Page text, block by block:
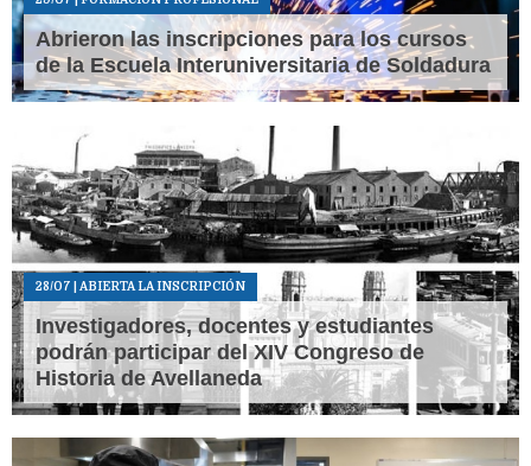
Abrieron las inscripciones para los cursos
de la Escuela Interuniversitaria de Soldadura
28/07 | ABIERTA LA INSCRIPCIÓN
Investigadores, docentes y estudiantes
podrán participar del XIV Congreso de
Historia de Avellaneda